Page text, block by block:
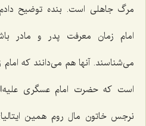
مرگ جاهلی است. بنده توضیح
امام زمان معرفت پدر و مادر
می‌شناسند. آنها هم می‌دانند كه
است كه حضرت امام عسگری
نرجس خاتون مال روم همین